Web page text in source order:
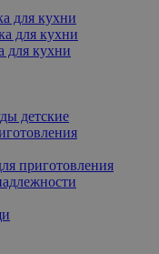
для кухни
для кухни
для кухни
детские
приготовления